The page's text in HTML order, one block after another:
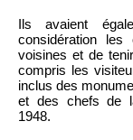
Ils avaient
considération les
voisines et de
compris les
inclus des
et des chefs de
1948.